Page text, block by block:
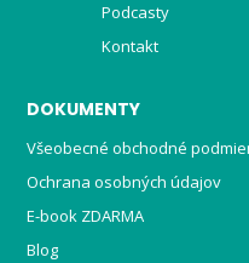
Podcasty
Kontakt
DOKUMENTY
Všeobecné obchodné
Ochrana osobných údajov
E-book ZDARMA
Blog